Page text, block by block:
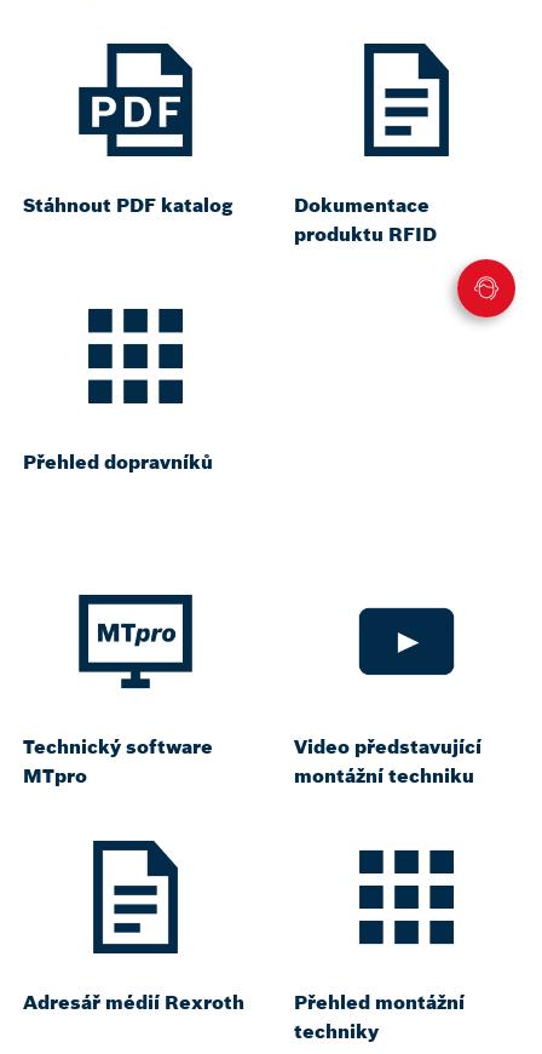
Stáhnout PDF katalog
Dokumentace
produktu RFID
Přehled dopravníků
Technický software
MTpro
Video představující
montážní techniku
Adresář médií Rexroth
Přehled montážní
techniky